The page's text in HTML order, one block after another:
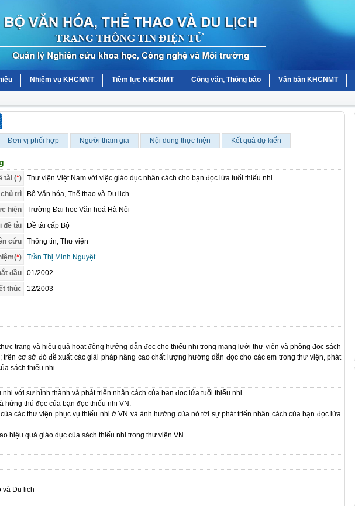
Nhiệm vụ KHCNMT Tiềm lực KHCNMT Công văn, Thông báo Văn bản KHCNMT
Đơn vị phối hợp Người tham gia Nội dung thực hiện Kết quả dự kiến
tài (*)
Thư viện Việt Nam với việc giáo dục nhân cách cho bạn đọc lứa tuổi thiếu nhi.
trì
Bộ Văn hóa, Thể thao và Du lịch
hiện
Trường Đại học Văn hoá Hà Nội
đề tài
Đề tài cấp Bộ
cứu
Thông tin, Thư viện
*)
Trần Thị Minh Nguyệt
đầu
01/2002
thúc
12/2003
trạng và hiệu quả hoạt động hướng dẫn đọc cho thiếu nhi trong mạng lưới thư viện và phòng đọc sách
trên cơ sở đó đề xuất các giải pháp nâng cao chất lượng hướng dẫn đọc cho các em trong thư viện, phát
sách thiếu nhi.
nhi với sự hình thành và phát triển nhân cách của bạn đọc lứa tuổi thiếu nhi.
hứng thú đọc của bạn đọc thiếu nhi VN.
các thư viện phục vụ thiếu nhi ở VN và ảnh hưởng của nó tới sự phát triển nhân cách của bạn đọc lứa
hiệu quả giáo dục của sách thiếu nhi trong thư viện VN.
và Du lịch